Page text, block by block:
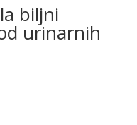
biljni
urinarnih